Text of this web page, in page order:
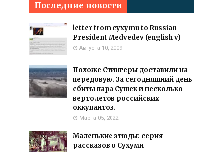
Последние новости
letter from cyxymu to Russian
President Medvedev (english v)
Августа 10, 2009
Похоже Стингеры доставили на
передовую. За сегодняшний день
сбиты пара Сушек и несколько
вертолетов российских
оккупантов.
Марта 05, 2022
Маленькие этюды: серия
рассказов о Сухуми